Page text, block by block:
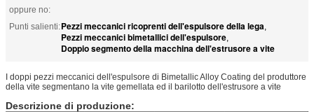
oppure no:
Punti salienti:Pezzi meccanici ricoprenti dell'espulsore della lega,
Pezzi meccanici bimetallici dell'espulsore,
Doppio segmento della macchina dell'estrusore a vite
I doppi pezzi meccanici dell'espulsore di Bimetallic Alloy Coating del produttore
della vite segmentano la vite gemellata ed il barilotto dell'estrusore a vite
Descrizione di produzione: